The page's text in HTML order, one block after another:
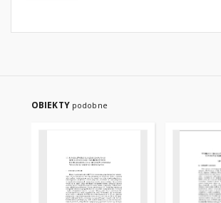
OBIEKTY podobne